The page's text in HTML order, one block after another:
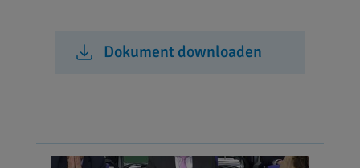
Dokument downloaden